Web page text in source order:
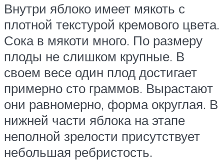
Внутри яблоко имеет мякоть с
плотной текстурой кремового цвета.
Сока в мякоти много. По размеру
плоды не слишком крупные. В
своем весе один плод достигает
примерно сто граммов. Вырастают
они равномерно, форма округлая. В
нижней части яблока на этапе
неполной зрелости присутствует
небольшая ребристость.